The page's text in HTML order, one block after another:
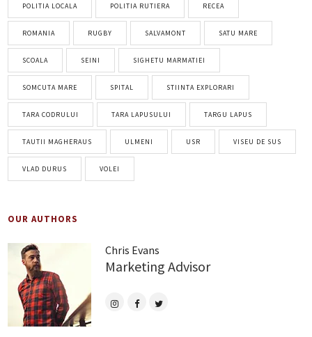
POLITIA LOCALA POLITIA RUTIERA RECEA
ROMANIA RUGBY SALVAMONT SATU MARE
SCOALA SEINI SIGHETU MARMATIEI
SOMCUTA MARE SPITAL STIINTA EXPLORARI
TARA CODRULUI TARA LAPUSULUI TARGU LAPUS
TAUTII MAGHERAUS ULMENI USR VISEU DE SUS
VLAD DURUS VOLEI
OUR AUTHORS
Chris Evans
Marketing Advisor